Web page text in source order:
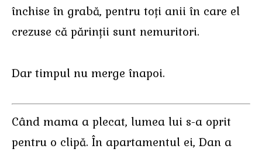
închise în grabă, pentru toți anii în care el
crezuse că părinții sunt nemuritori.
Dar timpul nu merge înapoi.
Când mama a plecat, lumea lui s-a oprit
pentru o clipă. În apartamentul ei, Dan a